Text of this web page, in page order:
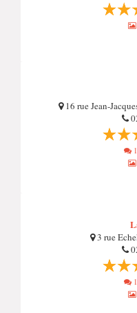
16 rue Jean-
3 rue